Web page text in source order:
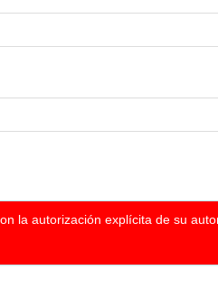
la autorización explícita de su